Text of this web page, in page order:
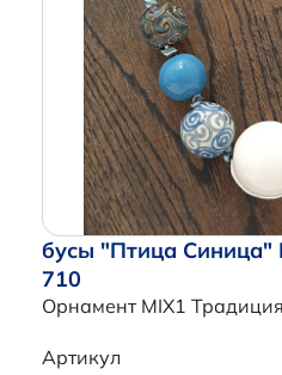
Перейти в
бусы "Птица
710
Орнамент MIX1 Традиция
Артикул